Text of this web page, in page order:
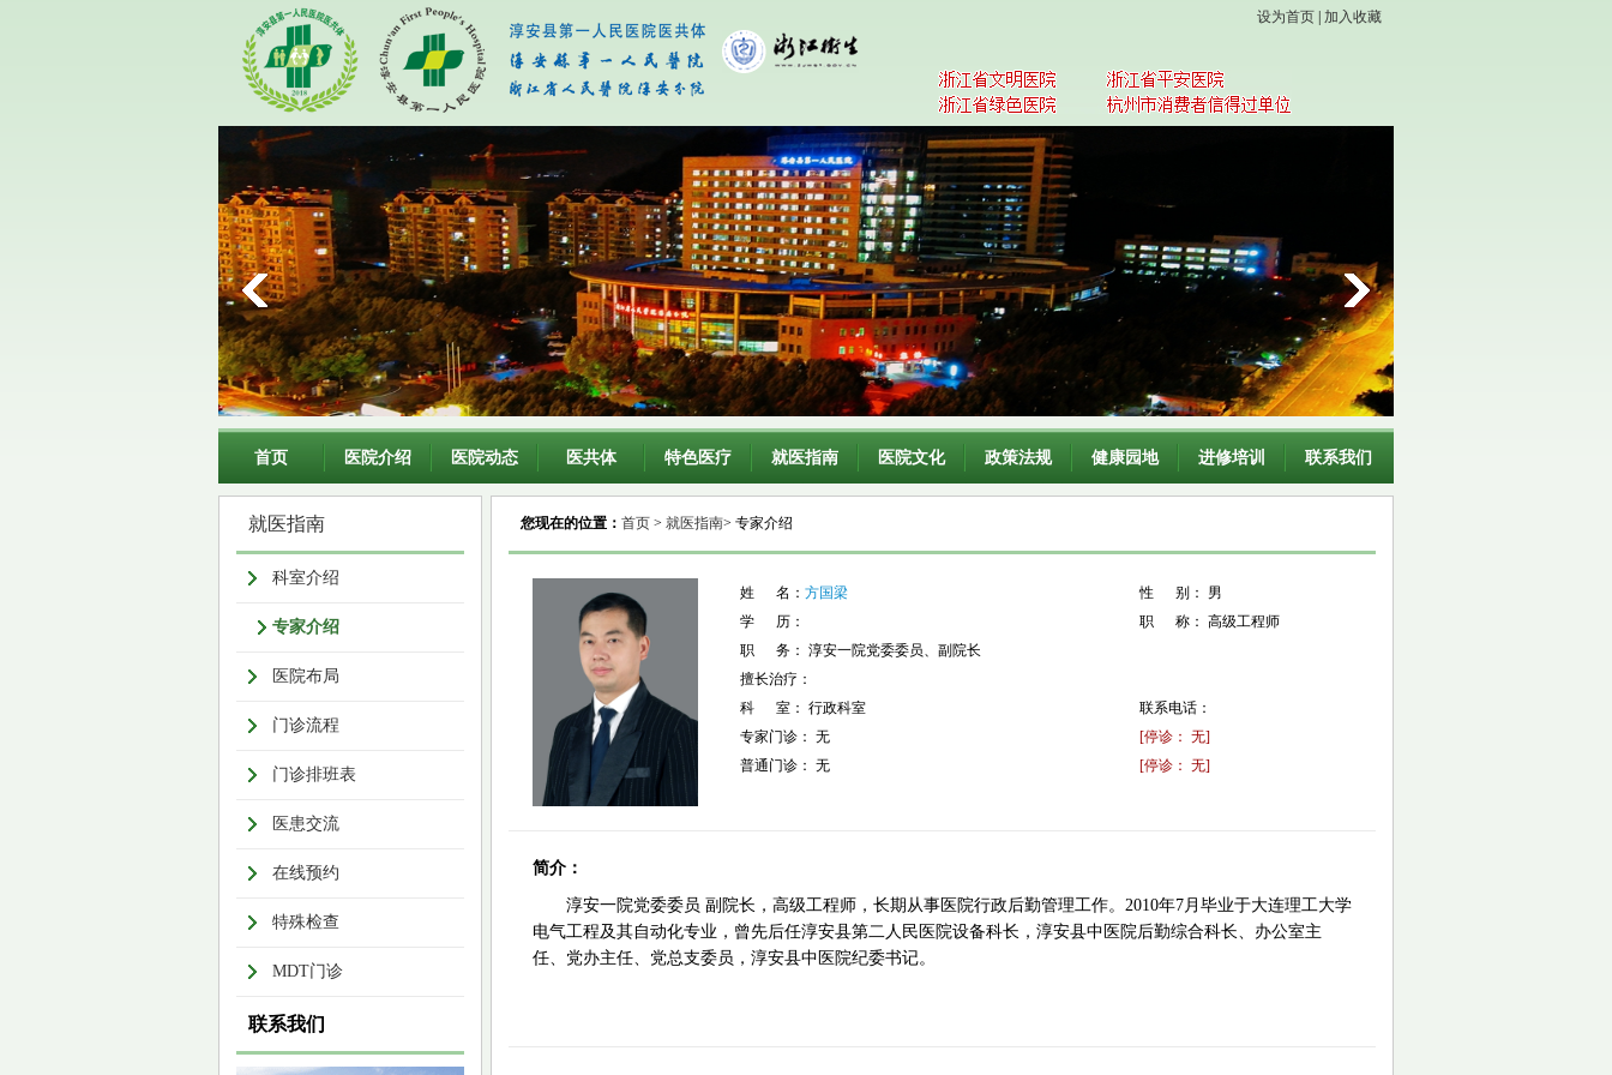
设为首页 加入收藏
首页 医院介绍 医院动态 医共体 特色医疗 就医指南 医院文化 政策法规 健康园地 进修培训 联系我们
就医指南
科室介绍
专家介绍
医院布局
门诊流程
门诊排班表
医患交流
在线预约
特殊检查
MDT门诊
联系我们
您现在的位置： 首页 > 就医指南> 专家介绍
姓 名： 方国梁
性 别： 男
学 历：
职 称： 高级工程师
职 务： 淳安一院党委委员、副院长
擅长治疗：
科 室： 行政科室
联系电话：
专家门诊： 无
[停诊： 无]
普通门诊： 无
[停诊： 无]
简介：
淳安一院党委委员 副院长，高级工程师，长期从事医院行政后勤管理工作。 2010年7月毕业于大连理工大学
电气工程及其自动化专业，曾先后任淳安县第二人民医院设备科长，淳安县中医院后勤综合科长、办公室主
任、党办主任、党总支委员，淳安县中医院纪委书记。